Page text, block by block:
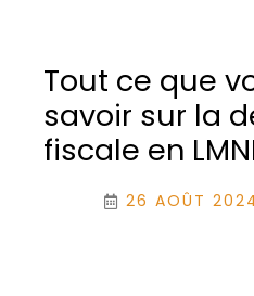
Tout ce que
savoir sur la
fiscale en
26 AOÛT